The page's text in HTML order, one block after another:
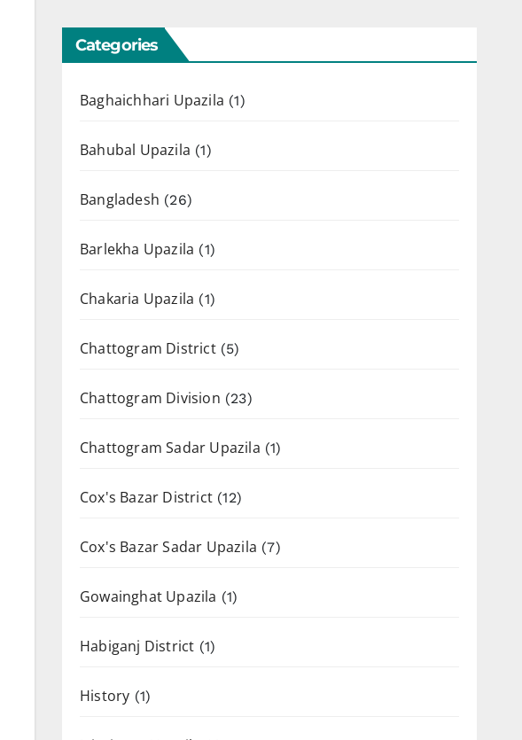
Categories
Baghaichhari Upazila (1)
Bahubal Upazila (1)
Bangladesh (26)
Barlekha Upazila (1)
Chakaria Upazila (1)
Chattogram District(5)
Chattogram Division (23)
Chattogram Sadar Upazila (1)
Cox's Bazar District (12)
Cox's Bazar Sadar Upazila (7)
Gowainghat Upazila (1)
Habiganj District (1)
History (1)